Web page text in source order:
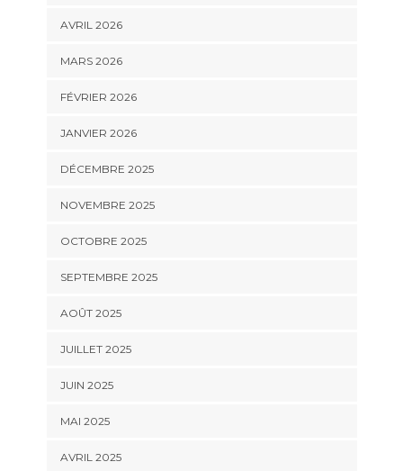
AVRIL 2026
MARS 2026
FÉVRIER 2026
JANVIER 2026
DÉCEMBRE 2025
NOVEMBRE 2025
OCTOBRE 2025
SEPTEMBRE 2025
AOÛT 2025
JUILLET 2025
JUIN 2025
MAI 2025
AVRIL 2025